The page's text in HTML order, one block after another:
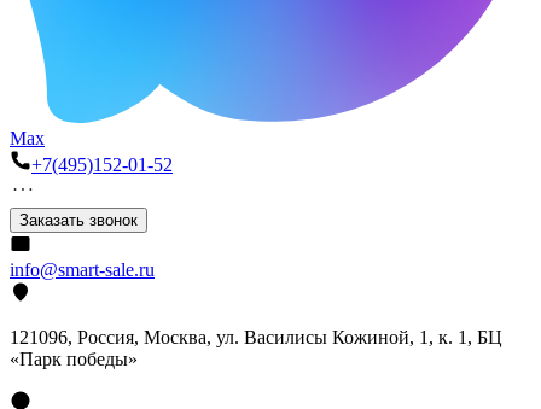
Max
+7(495)152-01-52
Заказать звонок
info@smart-sale.ru
121096, Россия, Москва, ул. Василисы Кожиной, 1, к. 1, БЦ
«Парк победы»